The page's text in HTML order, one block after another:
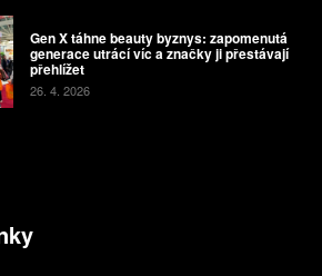
Gen X táhne beauty byznys: zapomenutá
generace utrácí víc a značky ji přestávají
přehlížet
26. 4. 2026